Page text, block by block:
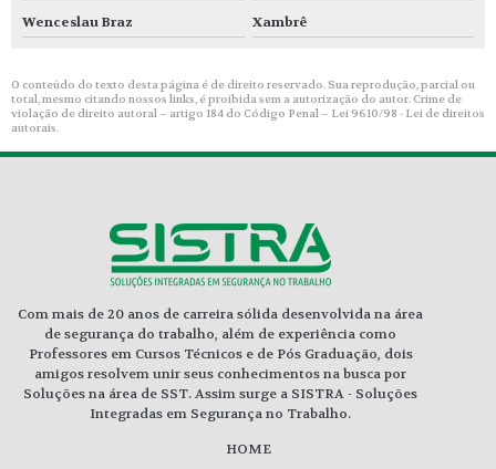
Wenceslau Braz Xambrê
O conteúdo do texto desta página é de direito reservado. Sua reprodução, parcial ou
total, mesmo citando nossos links, é proibida sem a autorização do autor. Crime de
violação de direito autoral – artigo 184 do Código Penal – Lei 9610/98 - Lei de direitos
autorais.
Com mais de 20 anos de carreira sólida desenvolvida na área
de segurança do trabalho, além de experiência como
Professores em Cursos Técnicos e de Pós Graduação, dois
amigos resolvem unir seus conhecimentos na busca por
Soluções na área de SST. Assim surge a SISTRA - Soluções
Integradas em Segurança no Trabalho.
HOME